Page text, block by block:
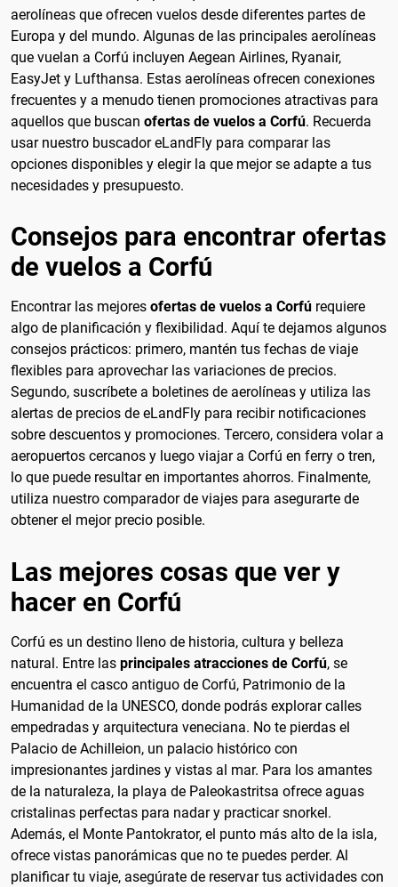
aerolíneas que ofrecen vuelos desde diferentes partes de
Europa y del mundo. Algunas de las principales aerolíneas
que vuelan a Corfú incluyen Aegean Airlines, Ryanair,
EasyJet y Lufthansa. Estas aerolíneas ofrecen conexiones
frecuentes y a menudo tienen promociones atractivas para
aquellos que buscan ofertas de vuelos a Corfú. Recuerda
usar nuestro buscador eLandFly para comparar las
opciones disponibles y elegir la que mejor se adapte a tus
necesidades y presupuesto.
Consejos para encontrar ofertas
de vuelos a Corfú
Encontrar las mejores ofertas de vuelos a Corfú requiere
algo de planificación y flexibilidad. Aquí te dejamos algunos
consejos prácticos: primero, mantén tus fechas de viaje
flexibles para aprovechar las variaciones de precios.
Segundo, suscríbete a boletines de aerolíneas y utiliza las
alertas de precios de eLandFly para recibir notificaciones
sobre descuentos y promociones. Tercero, considera volar a
aeropuertos cercanos y luego viajar a Corfú en ferry o tren,
lo que puede resultar en importantes ahorros. Finalmente,
utiliza nuestro comparador de viajes para asegurarte de
obtener el mejor precio posible.
Las mejores cosas que ver y
hacer en Corfú
Corfú es un destino lleno de historia, cultura y belleza
natural. Entre las principales atracciones de Corfú, se
encuentra el casco antiguo de Corfú, Patrimonio de la
Humanidad de la UNESCO, donde podrás explorar calles
empedradas y arquitectura veneciana. No te pierdas el
Palacio de Achilleion, un palacio histórico con
impresionantes jardines y vistas al mar. Para los amantes
de la naturaleza, la playa de Paleokastritsa ofrece aguas
cristalinas perfectas para nadar y practicar snorkel.
Además, el Monte Pantokrator, el punto más alto de la isla,
ofrece vistas panorámicas que no te puedes perder. Al
planificar tu viaje, asegúrate de reservar tus actividades con